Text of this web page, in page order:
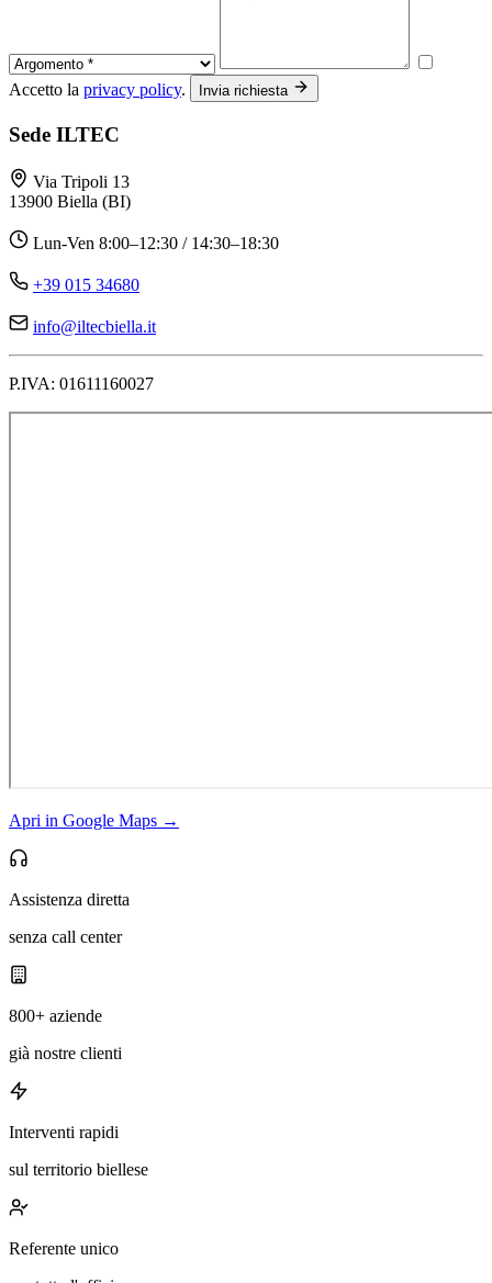
Accetto la privacy policy. Invia richiesta
Sede ILTEC
Via Tripoli 13
13900 Biella (BI)
Lun-Ven 8:00–12:30 / 14:30–18:30
+39 015 34680
info@iltecbiella.it
P.IVA: 01611160027
Apri in Google Maps →
Assistenza diretta
senza call center
800+ aziende
già nostre clienti
Interventi rapidi
sul territorio biellese
Referente unico